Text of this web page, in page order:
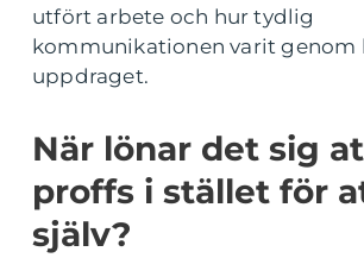
utfört arbete och hur tydlig
kommunikationen varit genom
uppdraget.
När lönar det sig
proffs i stället för
själv?